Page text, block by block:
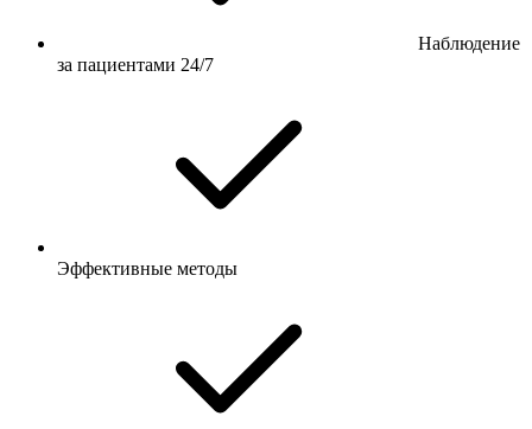
Наблюдение
за пациентами 24/7
Эффективные методы